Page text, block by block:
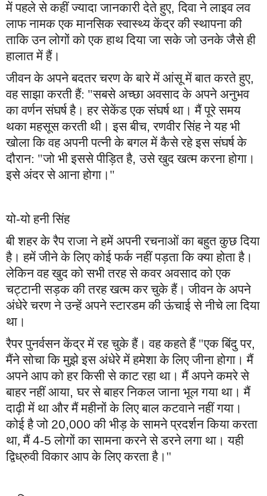
में पहले से कहीं ज्यादा जानकारी देते हुए,दिवा ने लाइव लव
लाफ नामक एक मानसिक स्वास्थ्य केंद्र की स्थापना की
ताकि उन लोगों को एक हाथ दिया जा सके जो उनके जैसे ही
हालात में हैं।
जीवन के अपने बदतर चरण के बारे में आंसू में बात करते हुए,
वह साझा करती हैं: "सबसे अच्छा अवसाद के अपने अनुभव
का वर्णन संघर्ष है। हर सेकेंड एक संघर्ष था। मैं पूरे समय
थका महसूस करती थी। इस बीच, रणवीर सिंहने यह भी
खोला कि वह अपनी पत्नी के बगल में कैसे रहे इस संघर्ष के
दौरान: "जो भी इससे पीड़ित है,उसे खुद खत्म करना होगा।
इसे अंदर से आना होगा।"
यो-यो हनी सिंह
बी शहर के रैप राजा ने हमें अपनी रचनाओं का बहुत कुछ दिया
है। हमें जीने के लिए कोई फर्क नहीं पड़ता कि क्या होता है।
लेकिन वह खुद को सभी तरह से कवर अवसाद को एक
चट्टानी सड़क की तरह खत्म कर चुके हैं। जीवन के अपने
अंधेरे चरण ने उन्हें अपने स्टारडम की ऊंचाई से नीचे ला दिया
था।
रैपर पुनर्वसन केंद्र में रह चुके हैं। वह कहते हैं "एक बिंदु पर,
मैंने सोचा कि मुझे इस अंधेरे में हमेशा के लिए जीना होगा। मैं
अपने आप को हर किसी से काट रहा था। मैं अपने कमरे से
बाहर नहीं आया,घर से बाहर निकल जाना भूल गया था। मैं
दाढ़ी में था और मैं महीनों के लिए बाल कटवाने नहीं गया।
कोई है जो 20,000 की भीड़ के सामने प्रदर्शन किया करता
था, मैं4-5 लोगों का सामना करने से डरने लगा था। यही
द्विध्रुवी विकार आप के लिए करता है।"